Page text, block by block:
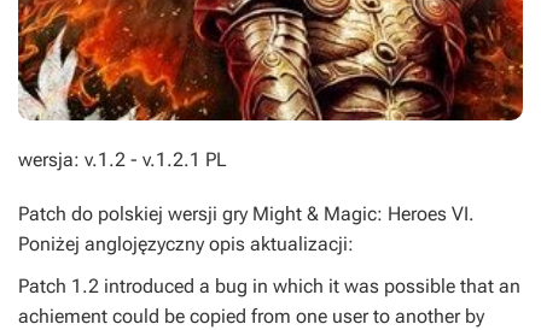
wersja: v.1.2 - v.1.2.1 PL
Patch do polskiej wersji gry Might & Magic: Heroes VI.
Poniżej anglojęzyczny opis aktualizacji:
Patch 1.2 introduced a bug in which it was possible that an
achiement could be copied from one user to another by